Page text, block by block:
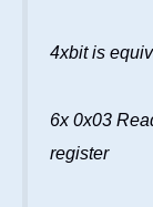
4xbit is
6x 0x03
register